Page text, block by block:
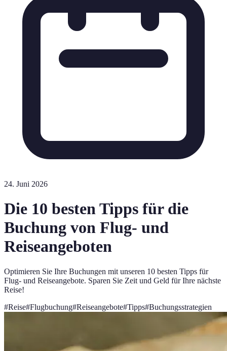
24. Juni 2026
Die 10 besten Tipps für die
Buchung von Flug- und
Reiseangeboten
Optimieren Sie Ihre Buchungen mit unseren 10 besten Tipps für
Flug- und Reiseangebote. Sparen Sie Zeit und Geld für Ihre nächste
Reise!
#Reise#Flugbuchung#Reiseangebote#Tipps#Buchungsstrategien